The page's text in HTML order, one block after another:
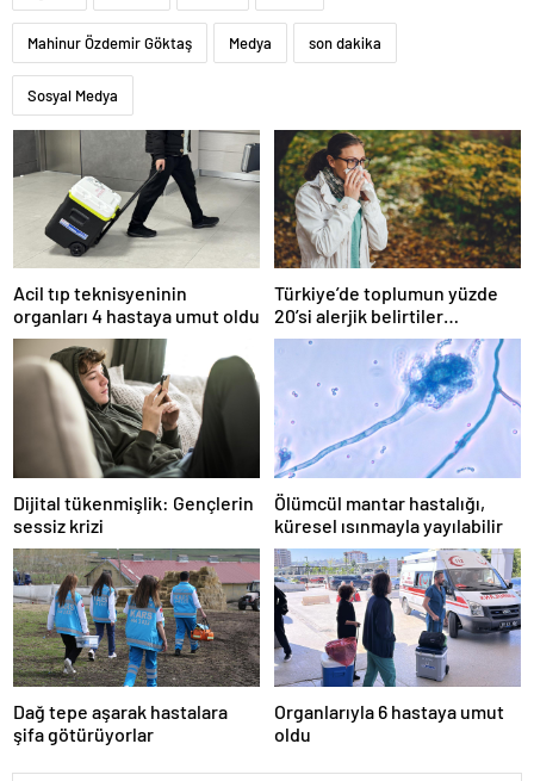
Mahinur Özdemir Göktaş Medya son dakika
Sosyal Medya
Acil tıp teknisyeninin
organları 4 hastaya umut oldu
Türkiye’de toplumun yüzde
20’si alerjik belirtiler
gösteriyor
Dijital tükenmişlik: Gençlerin
sessiz krizi
Ölümcül mantar hastalığı,
küresel ısınmayla yayılabilir
Dağ tepe aşarak hastalara
şifa götürüyorlar
Organlarıyla 6 hastaya umut
oldu